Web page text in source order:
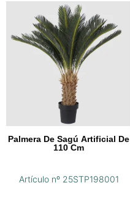
Palmera De Sagú Artificial De
110 Cm
Artículo nº 25STP198001